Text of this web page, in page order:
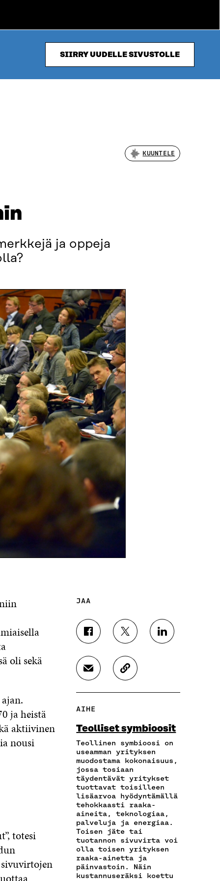
SIIRRY UUDELLE SIVUSTOLLE
KUUNTELE
ja oppeja
oli sekä
ja heistä
aktiivinen
nousi
totesi
JAA
J
A
A
F
E
O
K
I
S
S
A
A
V
A
U
T
U
U
U
U
D
J
A
A
T
W
T
I
S
S
Ä
A
V
A
U
T
U
U
U
U
D
E
J
A
K
N
I
S
A
V
U
T
U
U
D
J
A
A
Ä
K
Ö
P
O
S
T
I
L
L
A
A
V
A
U
T
U
K
O
P
A
R
T
I
K
K
E
L
I
N
L
I
N
K
K
I
AIHE
Teolliset symbioosit
Teollinen symbioosi on
useamman yrityksen
muodostama kokonaisuus,
jossa tosiaan
täydentävät yritykset
tuottavat toisilleen
lisäarvoa hyödyntämällä
tehokkaasti raaka-
aineita, teknologiaa,
palveluja ja energiaa.
Toisen jäte tai
tuotannon sivuvirta voi
olla toisen yrityksen
raaka-ainetta ja
päinvastoin. Näin
kustannuseräksi koettu